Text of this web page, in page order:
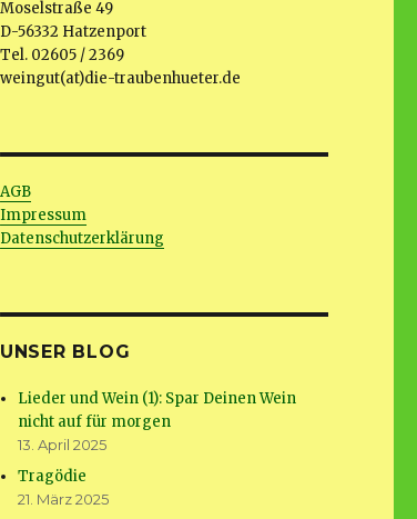
Moselstraße 49
D-56332 Hatzenport
Tel. 02605 / 2369
weingut(at)die-traubenhueter.de
AGB
Impressum
Datenschutzerklärung
UNSER BLOG
Lieder und Wein (1): Spar Deinen Wein
nicht auf für morgen
13. April 2025
Tragödie
21. März 2025